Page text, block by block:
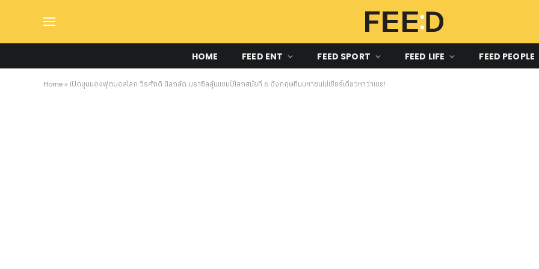
HOME FEED ENT FEED SPORT FEED LIFE FEED PEOPLE
Home» เปิดมุมมองฟุตบอลโลก วีรศักดิ์ นิลกลัด บราซิลลุ้นแชมป์โลกสมัยที่ 6 อังกฤษทีมมหาชนไม่เชียร์เดี๋ยวหาว่าเชย!